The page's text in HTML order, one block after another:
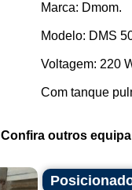
Marca: Dmom.
Modelo: DMS
Voltagem: 220
Com tanque
Confira outros